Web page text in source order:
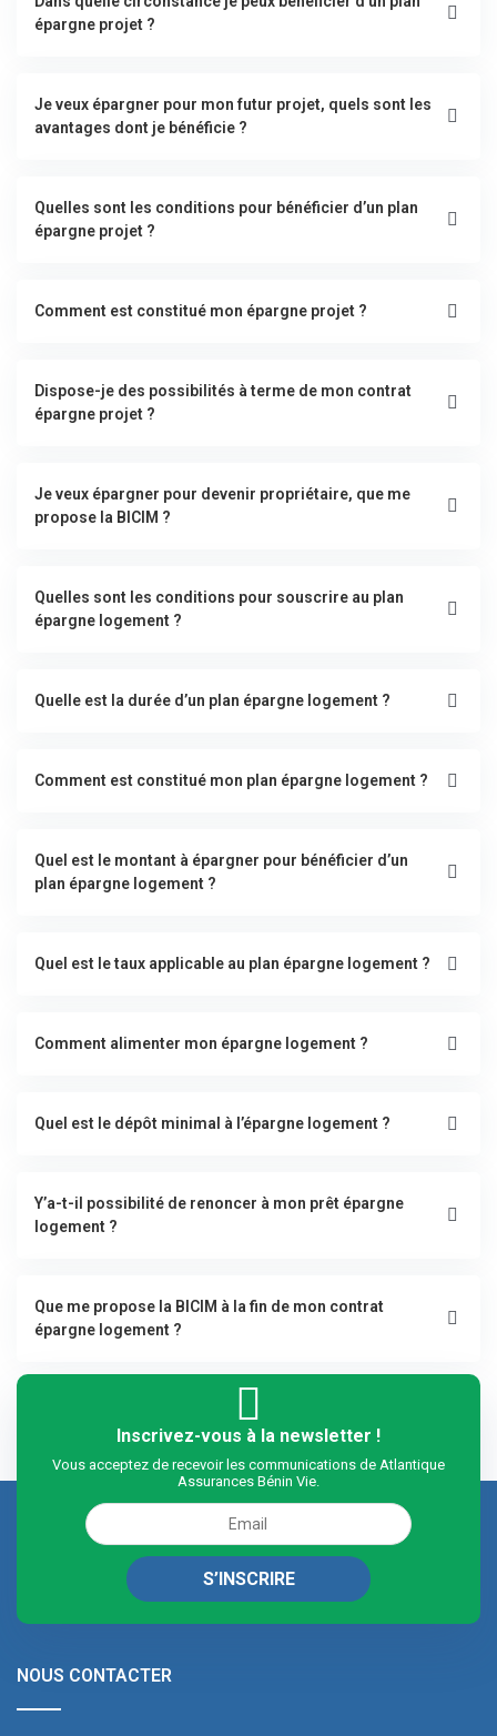
épargne projet ?
Je veux épargner pour mon futur projet, quels sont les
avantages dont je bénéficie ?
Quelles sont les conditions pour bénéficier d’un plan
épargne projet ?
Comment est constitué mon épargne projet ?
Dispose-je des possibilités à terme de mon contrat
épargne projet ?
Je veux épargner pour devenir propriétaire, que me
propose la BICIM ?
Quelles sont les conditions pour souscrire au plan
épargne logement ?
Quelle est la durée d’un plan épargne logement ?
Comment est constitué mon plan épargne logement ?
Quel est le montant à épargner pour bénéficier d’un
plan épargne logement ?
Quel est le taux applicable au plan épargne logement ?
Comment alimenter mon épargne logement ?
Quel est le dépôt minimal à l’épargne logement ?
Y’a-t-il possibilité de renoncer à mon prêt épargne
logement ?
Que me propose la BICIM à la fin de mon contrat
épargne logement ?
Inscrivez-vous à la newsletter !
Vous acceptez de recevoir les communications de Atlantique
Assurances Bénin Vie.
NOUS CONTACTER